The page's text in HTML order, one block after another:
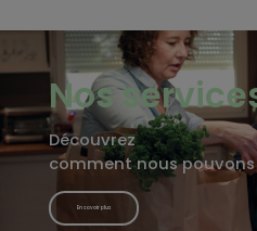
Nos
Découvrez
comment nous
En savoir plus